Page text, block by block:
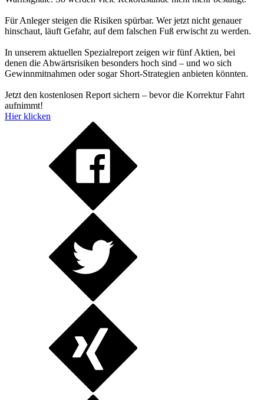
Für Anleger steigen die Risiken spürbar. Wer jetzt nicht genauer
hinschaut, läuft Gefahr, auf dem falschen Fuß erwischt zu werden.
In unserem aktuellen Spezialreport zeigen wir fünf Aktien, bei
denen die Abwärtsrisiken besonders hoch sind – und wo sich
Gewinnmitnahmen oder sogar Short-Strategien anbieten könnten.
Jetzt den kostenlosen Report sichern – bevor die Korrektur Fahrt
aufnimmt!
Hier klicken